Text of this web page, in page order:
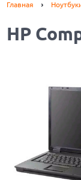
Главная
HP